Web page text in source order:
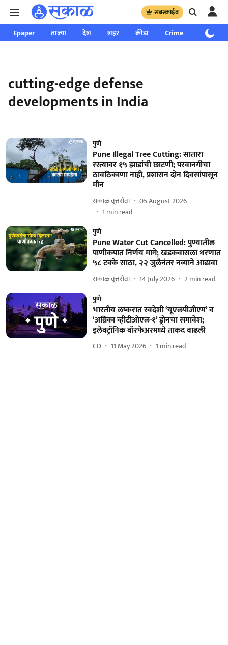
सबस्क्राईब
Epaper ताज्या देश शहर क्रीडा Crime साप्ताहिक
cutting-edge defense
developments in India
पुणे
Pune Illegal Tree Cutting: सातारा
रस्त्यावर १५ झाडांची छाटणी; परवानगीचा
ठावठिकाणा नाही, प्रशासन दोन दिवसांपासून
मौन
सकाळ वृत्तसेवा
05 August 2026
1 min read
पुणे
Pune Water Cut Cancelled: पुण्यातील
पाणीकपात निर्णय मागे; खडकवासला धरणात
५८ टक्के साठा, २२ जुलैनंतर नव्याने आढावा
सकाळ वृत्तसेवा 14 July 2026 2min read
पुणे
भारतीय लष्करात स्वदेशी ‘यूएलपीजीएम’ व
‘अग्निका व्हीटीओएल-१’ ड्रोनचा समावेश;
इलेक्ट्रॉनिक वॉरफेअरमध्ये ताकद वाढली
CD 11 May 2026 1 min read